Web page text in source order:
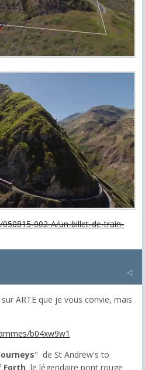
002-A/un-billet-de-train-
ARTE que je vous convie, mais
b04xw9w1
" de St Andrew's to
Forth le légendaire pont rouge